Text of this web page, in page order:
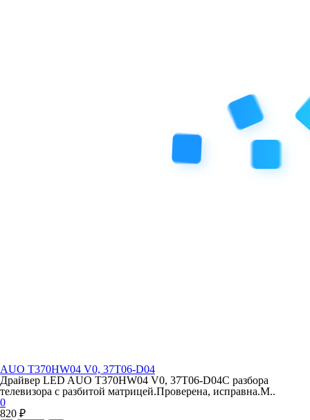
AUO T370HW04 V0, 37T06-D04
Драйвер LED AUO T370HW04 V0, 37T06-D04С разбора
телевизора с разбитой матрицей.Проверена, исправна.М..
0
820 ₽